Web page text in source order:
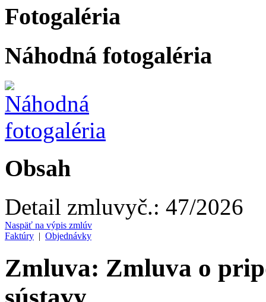
Fotogaléria
Náhodná fotogaléria
Obsah
Detail zmluvyč.: 47/2026
Naspäť na výpis zmlúv
Faktúry | Objednávky
Zmluva: Zmluva o